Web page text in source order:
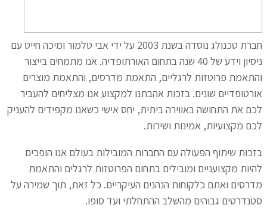
חברת טכנולג נוסדה בשנת 2003 על ידי אבי טלמור ומיכה חייט עם
ניסיון וידע של 40 שנה בתחום האורתופדיה. אנו מתמחים בייצור
והתאמת פרוטזות לרגליים, התאמת מדרסים, והתאמת מוצרים
אורטופדיים שונים. בזכות אהבתנו למקצוע אנו מצליחים להעביר
לכם את התחושה באווירה ביתית, יחס אישי כשאנו מקפידים להעניק
לכם מקצועיות, אמינות ושירות.
בזכות שיתוף הפעולה עם החברות המובילות בעולם אנו הופכים
להיות מקצועניים ומובילים בתחום הפרוטזות לרגלים והתאמת
מדרסים ואתם כלקוחות הנהנים העיקריים. כל זאת, תוך שמירה על
סטנדרטים גבוהים מהשלב ההתחלתי ועד סופו.